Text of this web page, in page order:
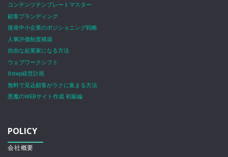
コンテンツテンプレートマスター
顧客ブランディング
後発中小企業のポジショニング戦略
人事評価制度構築
自由な起業家になる方法
ウェブワークシフト
9step経営計画
無料で見込顧客がラクに集まる方法
悪魔のWEBサイト作成 初級編
POLICY
会社概要